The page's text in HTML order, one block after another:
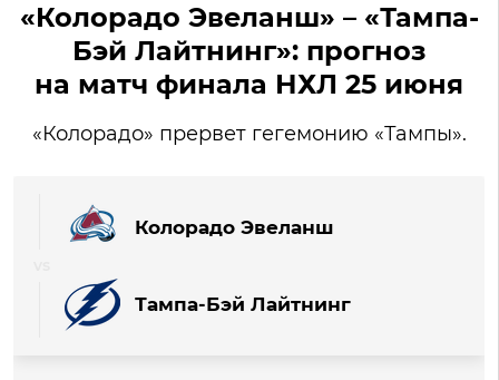
«Колорадо Эвеланш» – «Тампа-
Бэй Лайтнинг»: прогноз
на матч финала НХЛ 25 июня
«Колорадо» прервет гегемонию «Тампы».
Колорадо Эвеланш
Тампа-Бэй Лайтнинг